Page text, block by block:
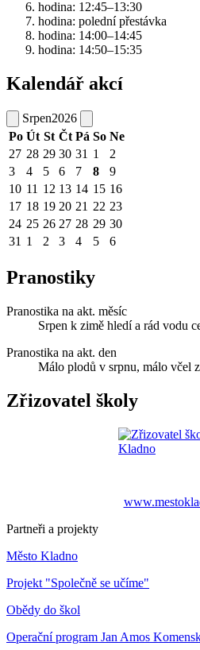
hodina: 12:45–13:30
hodina: polední přestávka
hodina: 14:00–14:45
hodina: 14:50–15:35
Kalendář akcí
Srpen2026
Po Út St Čt Pá So Ne
27 28 29 30 31 1
2
3
4 5 6 7 8
9
10 11 12 13 14 15 16
17 18 19 20 21 22 23
24 25 26 27 28 29 30
31 1 2 3 4 5 6
Pranostiky
Pranostika na akt. měsíc
Srpen k zimě hledí a rád vodu
Pranostika na akt. den
Málo plodů v srpnu, málo včel
Zřizovatel školy
Partneři a projekty
Město Kladno
Projekt "Společně se učíme"
Obědy do škol
Operační program Jan Amos